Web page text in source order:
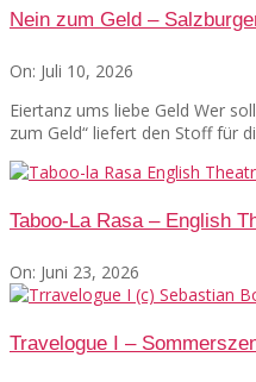
Nein zum Geld –
On: Juli 10, 2026
Eiertanz ums liebe Geld Wer
zum Geld“ liefert den Stoff für
Taboo-La Rasa – English
On: Juni 23, 2026
Travelogue I –